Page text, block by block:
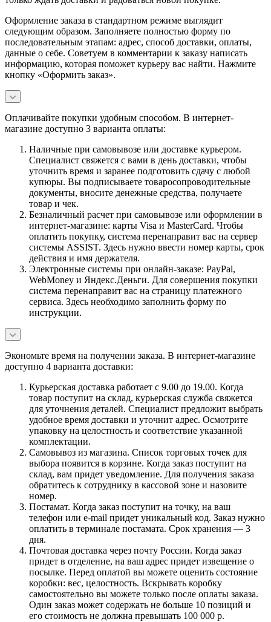
Оформление заказа в стандартном режиме выглядит
следующим образом. Заполняете полностью форму по
последовательным этапам: адрес, способ доставки, оплаты,
данные о себе. Советуем в комментарии к заказу написать
информацию, которая поможет курьеру вас найти. Нажмите
кнопку «Оформить заказ».
Оплачивайте покупки удобным способом. В интернет-
магазине доступно 3 варианта оплаты:
Наличные при самовывозе или доставке курьером.
Специалист свяжется с вами в день доставки, чтобы
уточнить время и заранее подготовить сдачу с любой
купюры. Вы подписываете товаросопроводительные
документы, вносите денежные средства, получаете
товар и чек.
Безналичный расчет при самовывозе или оформлении в
интернет-магазине: карты Visa и MasterCard. Чтобы
оплатить покупку, система перенаправит вас на сервер
системы ASSIST. Здесь нужно ввести номер карты, срок
действия и имя держателя.
Электронные системы при онлайн-заказе: PayPal,
WebMoney и Яндекс.Деньги. Для совершения покупки
система перенаправит вас на страницу платежного
сервиса. Здесь необходимо заполнить форму по
инструкции.
Экономьте время на получении заказа. В интернет-магазине
доступно 4 варианта доставки:
Курьерская доставка работает с 9.00 до 19.00. Когда
товар поступит на склад, курьерская служба свяжется
для уточнения деталей. Специалист предложит выбрать
удобное время доставки и уточнит адрес. Осмотрите
упаковку на целостность и соответствие указанной
комплектации.
Самовывоз из магазина. Список торговых точек для
выбора появится в корзине. Когда заказ поступит на
склад, вам придет уведомление. Для получения заказа
обратитесь к сотруднику в кассовой зоне и назовите
номер.
Постамат. Когда заказ поступит на точку, на ваш
телефон или e-mail придет уникальный код. Заказ нужно
оплатить в терминале постамата. Срок хранения — 3
дня.
Почтовая доставка через почту России. Когда заказ
придет в отделение, на ваш адрес придет извещение о
посылке. Перед оплатой вы можете оценить состояние
коробки: вес, целостность. Вскрывать коробку
самостоятельно вы можете только после оплаты заказа.
Один заказ может содержать не больше 10 позиций и
его стоимость не должна превышать 100 000 р.